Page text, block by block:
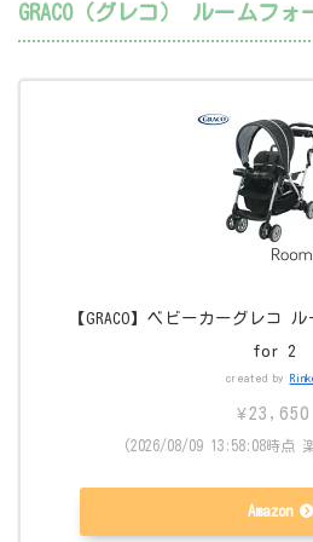
GRACO（グレコ） ルームフォ
【GRACO】ベビーカーグレコ
for 2
created by
¥23,650
(2026/08/09 13:58:08時点
Amazon